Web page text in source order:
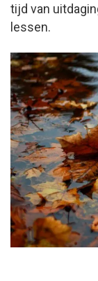
tijd van
lessen.